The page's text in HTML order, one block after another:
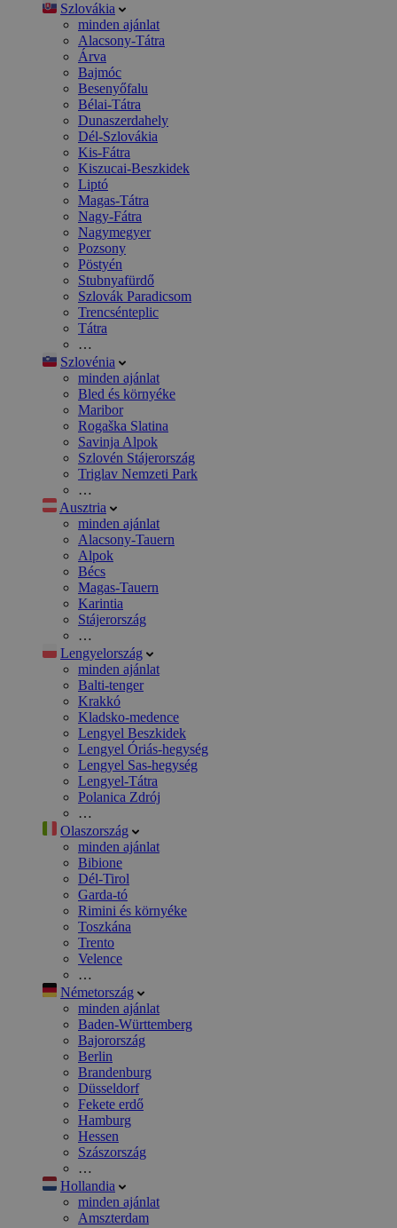
Szlovákia
minden ajánlat
Alacsony-Tátra
Árva
Bajmóc
Besenyőfalu
Bélai-Tátra
Dunaszerdahely
Dél-Szlovákia
Kis-Fátra
Kiszucai-Beszkidek
Liptó
Magas-Tátra
Nagy-Fátra
Nagymegyer
Pozsony
Pöstyén
Stubnyafürdő
Szlovák Paradicsom
Trencsénteplic
Tátra
…
Szlovénia
minden ajánlat
Bled és környéke
Maribor
Rogaška Slatina
Savinja Alpok
Szlovén Stájerország
Triglav Nemzeti Park
…
Ausztria
minden ajánlat
Alacsony-Tauern
Alpok
Bécs
Magas-Tauern
Karintia
Stájerország
…
Lengyelország
minden ajánlat
Balti-tenger
Krakkó
Kladsko-medence
Lengyel Beszkidek
Lengyel Óriás-hegység
Lengyel Sas-hegység
Lengyel-Tátra
Polanica Zdrój
…
Olaszország
minden ajánlat
Bibione
Dél-Tirol
Garda-tó
Rimini és környéke
Toszkána
Trento
Velence
…
Németország
minden ajánlat
Baden-Württemberg
Bajorország
Berlin
Brandenburg
Düsseldorf
Fekete erdő
Hamburg
Hessen
Szászország
…
Hollandia
minden ajánlat
Amszterdam